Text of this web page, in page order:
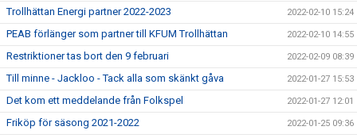
Trollhättan Energi partner 2022-2023 2022-02-10 15:24
PEAB förlänger som partner till KFUM Trollhättan 2022-02-10 14:55
Restriktioner tas bort den 9 februari 2022-02-09 08:39
Till minne - Jackloo - Tack alla som skänkt gåva 2022-01-27 15:53
Det kom ett meddelande från Folkspel 2022-01-27 12:01
Friköp för säsong 2021-2022 2022-01-25 09:36